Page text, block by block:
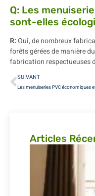
Q: Les
sont-elles
R:Oui, de nombreux
forêts gérées de manière
fabrication respectueuses
SUIVANT
Articles